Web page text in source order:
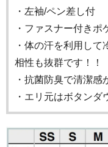
・左袖/ペン差し付
・ファスナー付きポ
・体の汗を利用し
相性も抜群です！！
・抗菌防臭で清潔感
・エリ元はボタン